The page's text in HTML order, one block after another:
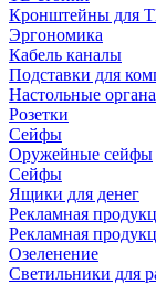
Кронштейны для
Эргономика
Кабель каналы
Подставки для
Настольные
Розетки
Сейфы
Оружейные сейфы
Сейфы
Ящики для денег
Рекламная
Рекламная
Озеленение
Светильники для